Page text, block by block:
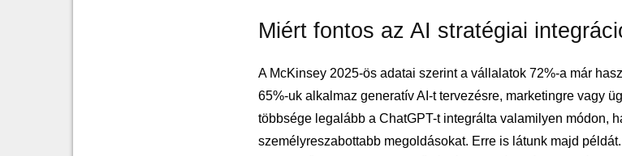
Miért fontos az AI stratégiai
A McKinsey 2025-ös adatai szerint a vállalatok 72%-a már
65%-uk alkalmaz generatív AI-t tervezésre, marketingre vagy
többsége legalább a ChatGPT-t integrálta valamilyen módon,
személyreszabottabb megoldásokat. Erre is látunk majd